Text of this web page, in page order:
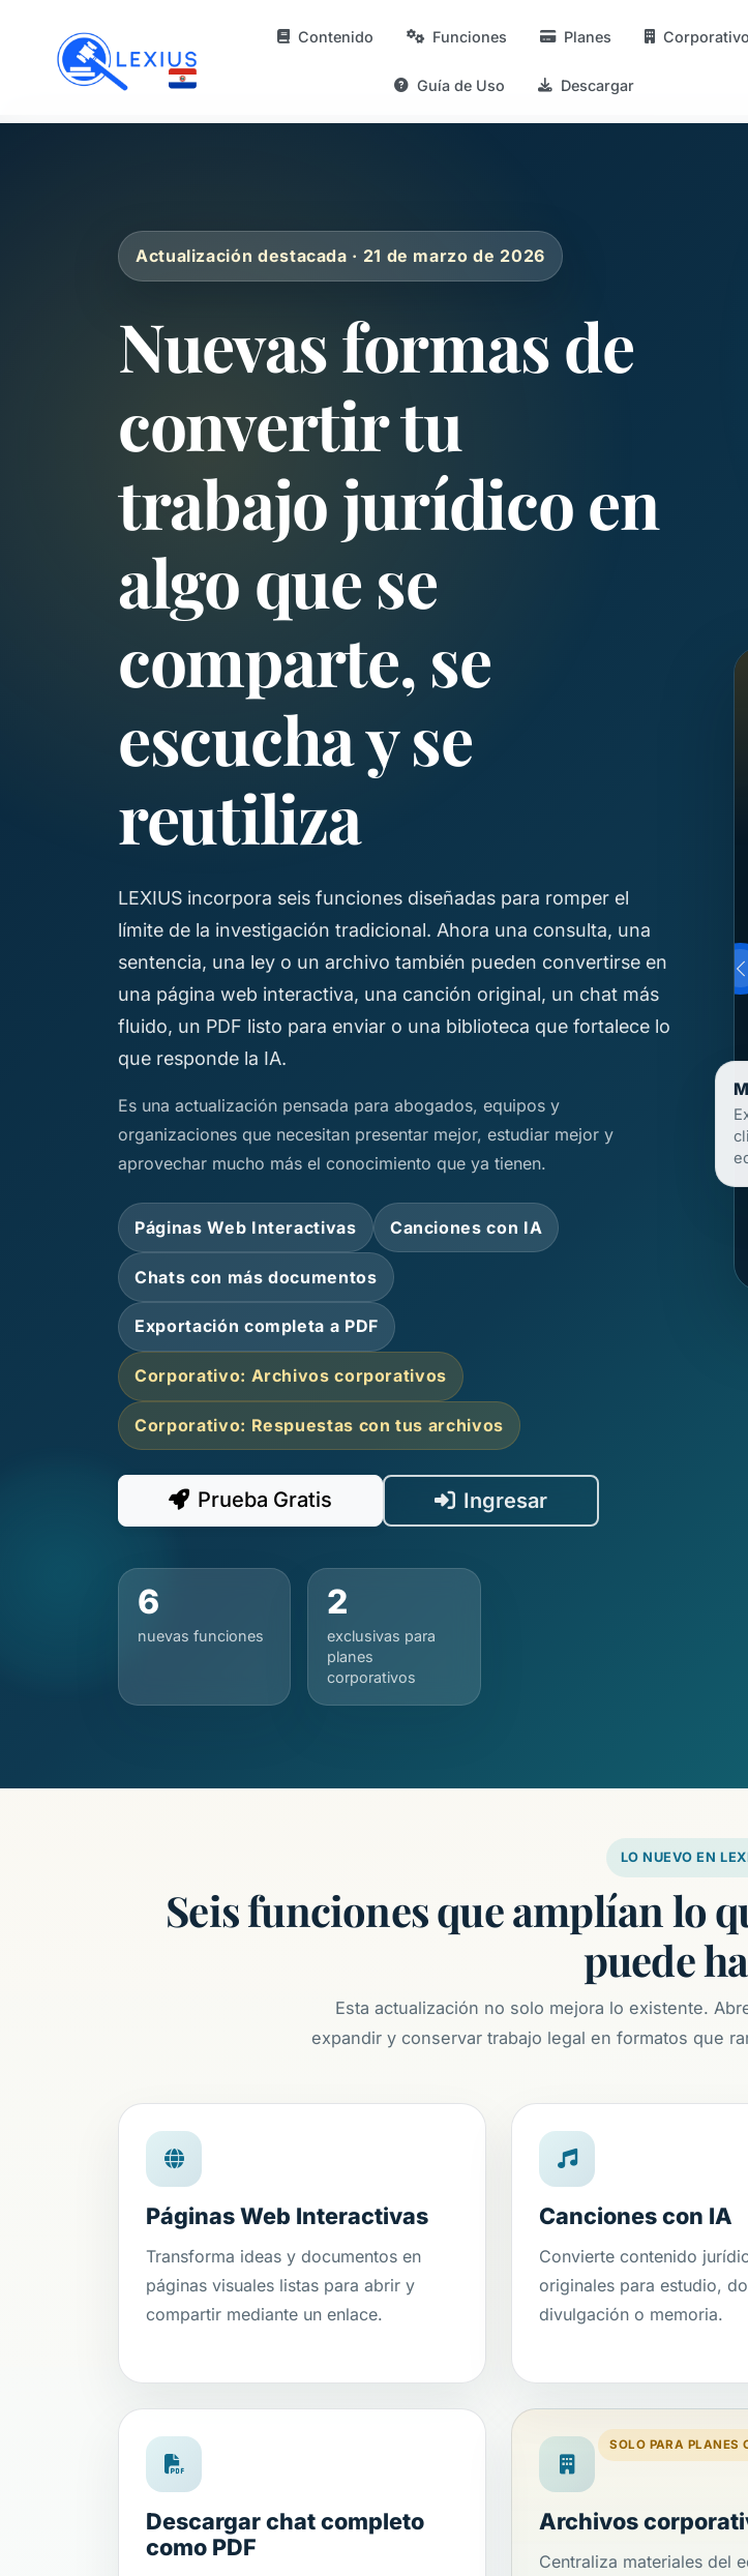
Contenido Funciones Planes Corporativo
Guía de Uso Descargar
Actualización destacada · 21 de marzo de 2026
Nuevas formas de
convertir tu
trabajo jurídico en
algo que se
comparte, se
escucha y se
reutiliza
LEXIUS incorpora seis funciones diseñadas para romper el
límite de la investigación tradicional. Ahora una consulta, una
sentencia, una ley o un archivo también pueden convertirse en
una página web interactiva, una canción original, un chat más
fluido, un PDF listo para enviar o una biblioteca que fortalece lo
que responde la IA.
Es una actualización pensada para abogados, equipos y
organizaciones que necesitan presentar mejor, estudiar mejor y
aprovechar mucho más el conocimiento que ya tienen.
Páginas Web Interactivas Canciones con IA
Chats con más documentos
Exportación completa a PDF
Corporativo: Archivos corporativos
Corporativo: Respuestas con tus archivos
Prueba Gratis Ingresar
6
nuevas funciones
2
exclusivas para
planes
corporativos
LO NUEVO EN
Seis funciones que amplían lo
puede
Esta actualización no solo mejora lo existente.
expandir y conservar trabajo legal en formatos que
Páginas Web Interactivas
Transforma ideas y documentos en
páginas visuales listas para abrir y
compartir mediante un enlace.
Canciones con IA
Convierte contenido
originales para estudio,
divulgación o memoria.
Descargar chat completo
como PDF
SOLO PARA PLANES
Archivos
Centraliza materiales del